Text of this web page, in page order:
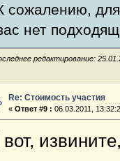
сожалению,
нет
редактирование:
Re: Стоимость участия
«Ответ #9 : 06.03.2011,